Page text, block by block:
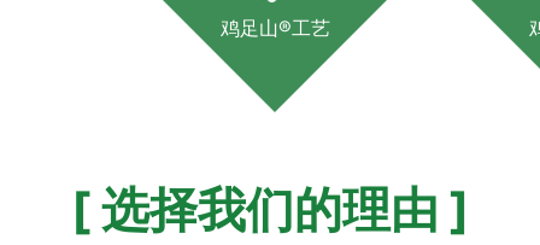
鸡足山®工艺
[ 选择我们的理由 ]